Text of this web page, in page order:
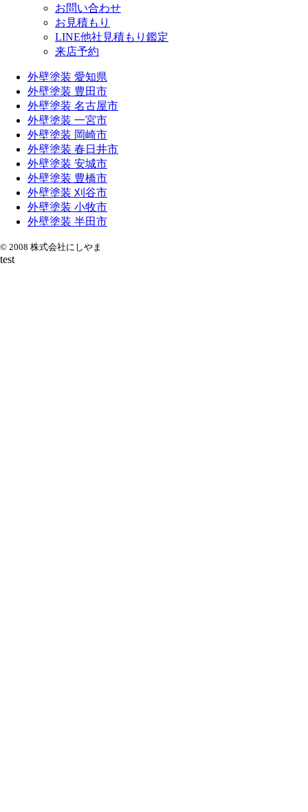
お問い合わせ
お見積もり
LINE他社見積もり鑑定
来店予約
外壁塗装 愛知県
外壁塗装 豊田市
外壁塗装 名古屋市
外壁塗装 一宮市
外壁塗装 岡崎市
外壁塗装 春日井市
外壁塗装 安城市
外壁塗装 豊橋市
外壁塗装 刈谷市
外壁塗装 小牧市
外壁塗装 半田市
© 2008 株式会社にしやま
test